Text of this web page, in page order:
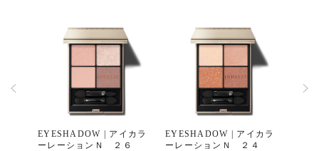
EYESHADOW | アイカラ
ーレーションＮ ２６
EYESHADOW | アイカラ
ーレーションＮ ２４